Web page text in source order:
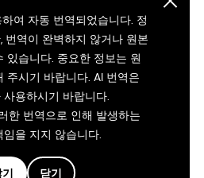
여 자동 번역되었습니다. 정
번역이 완벽하지 않거나 원본
있습니다. 중요한 정보는 원
주시기 바랍니다. AI 번역은
용하시기 바랍니다.
한 번역으로 인해 발생하는
을 지지 않습니다.
닫기